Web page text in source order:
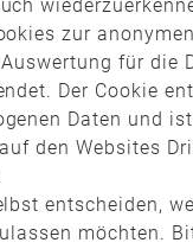
16:57
haben
Die Flammen
sich nach und nach
aus. Bis die
zum
Brände zu
zur anonymen
für die
Der Cookie
Daten und
den Websites
entscheiden,
möchten.